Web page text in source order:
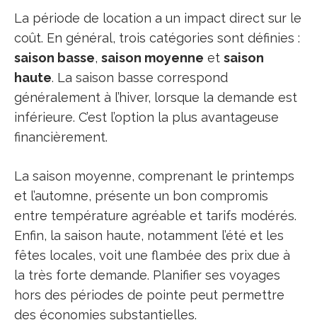
La période de location a un impact direct sur le
coût. En général, trois catégories sont définies :
saison basse, saison moyenne et saison
haute. La saison basse correspond
généralement à l’hiver, lorsque la demande est
inférieure. C’est l’option la plus avantageuse
financièrement.
La saison moyenne, comprenant le printemps
et l’automne, présente un bon compromis
entre température agréable et tarifs modérés.
Enfin, la saison haute, notamment l’été et les
fêtes locales, voit une flambée des prix due à
la très forte demande. Planifier ses voyages
hors des périodes de pointe peut permettre
des économies substantielles.